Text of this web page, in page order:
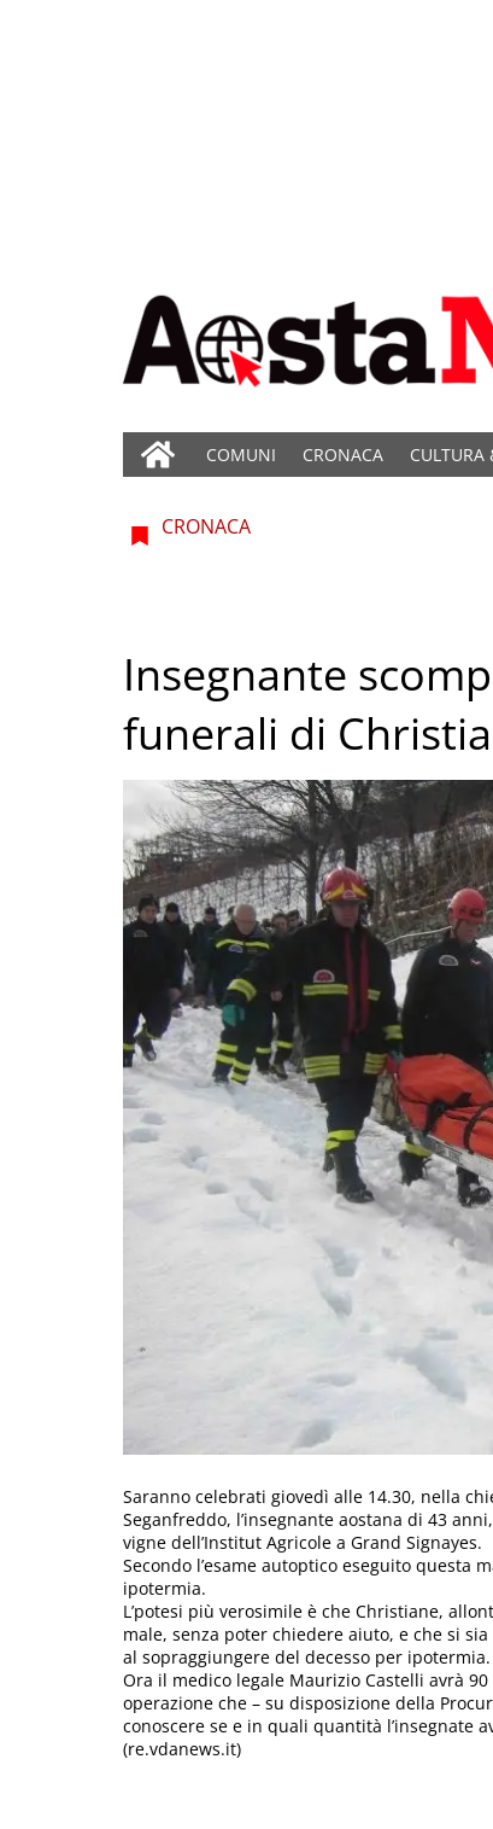
COMUNI CRONACA CULTURA
CRONACA
Insegnante
funerali di
Saranno celebrati giovedì alle 14.30, nella
Seganfreddo, l’insegnante aostana di 43
vigne dell’Institut Agricole a Grand Signayes.
Secondo l’esame autoptico eseguito questa
ipotermia.
L’potesi più verosimile è che Christiane,
male, senza poter chiedere aiuto, e che si
al sopraggiungere del decesso per ipotermia.
Ora il medico legale Maurizio Castelli avrà
operazione che – su disposizione della
conoscere se e in quali quantità l’insegnate
(re.vdanews.it)